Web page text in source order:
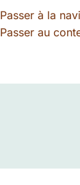
Passer à la
Passer au